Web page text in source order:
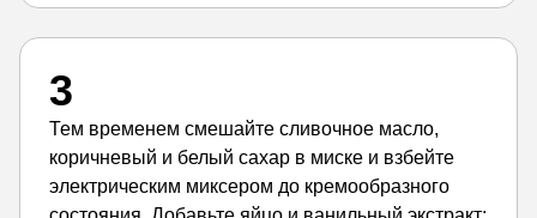
3
Тем временем смешайте сливочное масло,
коричневый и белый сахар в миске и взбейте
электрическим миксером до кремообразного